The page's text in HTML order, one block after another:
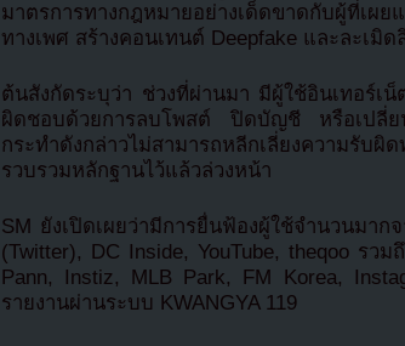
มาตรการทางกฎหมายอย่างเด็ดขาดกับผู้ที่เผ
ทางเพศ สร้างคอนเทนต์ Deepfake และละเมิ
ต้นสังกัดระบุว่า ช่วงที่ผ่านมา มีผู้ใช้อินเทอร์เน็
ผิดชอบด้วยการลบโพสต์ ปิดบัญชี หรือเปลี่
กระทำดังกล่าวไม่สามารถหลีกเลี่ยงความรับ
รวบรวมหลักฐานไว้แล้วล่วงหน้า
SM ยังเปิดเผยว่ามีการยื่นฟ้องผู้ใช้จำนวนมา
(Twitter), DC Inside, YouTube, theqoo รว
Pann, Instiz, MLB Park, FM Korea,
รายงานผ่านระบบ KWANGYA 119